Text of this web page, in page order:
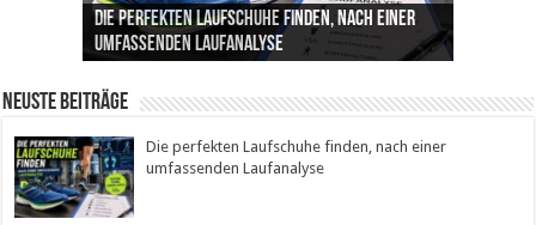
Die perfekten Laufschuhe finden, nach einer
umfassenden Laufanalyse
Intelligente ZYCLE-Bikes: Indoor-Training mit
Präzision, Leistung und Vertrauen
Insemination (IUI): Ablauf, Erfolgschancen und
Kosten im Überblick
Cannabis als Medizin: Wie es Schmerzen, Stress
und Schlaf im Alltag beeinflusst
Leben mit Inkontinenz: Tipps für mehr
Sicherheit im Alltag
Neuste Beiträge
Die perfekten Laufschuhe finden, nach einer
umfassenden Laufanalyse